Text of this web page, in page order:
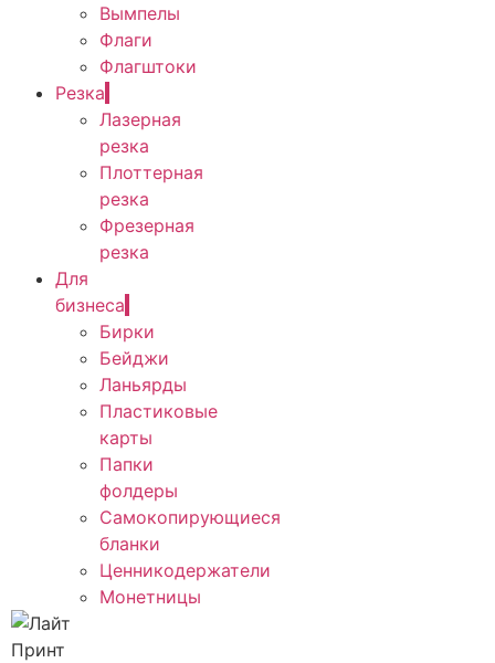
Вымпелы
Флаги
Флагштоки
Резка
Лазерная
резка
Плоттерная
резка
Фрезерная
резка
Для
бизнеса
Бирки
Бейджи
Ланьярды
Пластиковые
карты
Папки
фолдеры
Самокопирующиеся
бланки
Ценникодержатели
Монетницы